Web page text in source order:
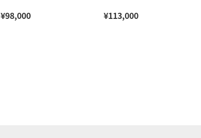
¥98,000 ¥113,000